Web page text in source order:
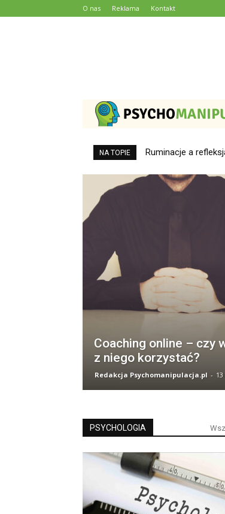
O nas Reklama Kontakt
NA TOPIE Obsługa klienta w
Coaching online – czy
z niego korzystać?
Redakcja Psychomanipulacja.pl -
PSYCHOLOGIA